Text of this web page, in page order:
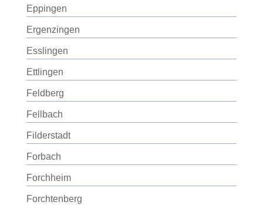
Eppingen
Ergenzingen
Esslingen
Ettlingen
Feldberg
Fellbach
Filderstadt
Forbach
Forchheim
Forchtenberg